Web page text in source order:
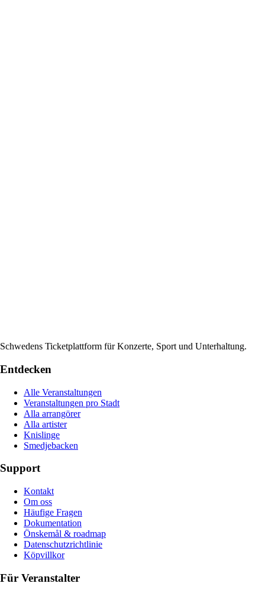
Schwedens Ticketplattform für Konzerte, Sport und Unterhaltung.
Entdecken
Alle Veranstaltungen
Veranstaltungen pro Stadt
Alla arrangörer
Alla artister
Knislinge
Smedjebacken
Support
Kontakt
Om oss
Häufige Fragen
Dokumentation
Önskemål & roadmap
Datenschutzrichtlinie
Köpvillkor
Für Veranstalter